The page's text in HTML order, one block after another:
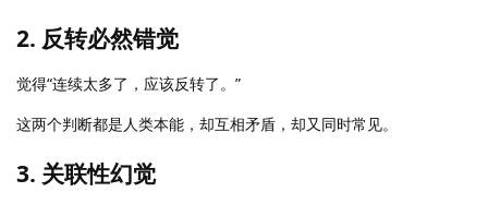
2. 反转必然错觉
觉得“连续太多了，应该反转了。”
这两个判断都是人类本能，却互相矛盾，却又同时常见。
3. 关联性幻觉